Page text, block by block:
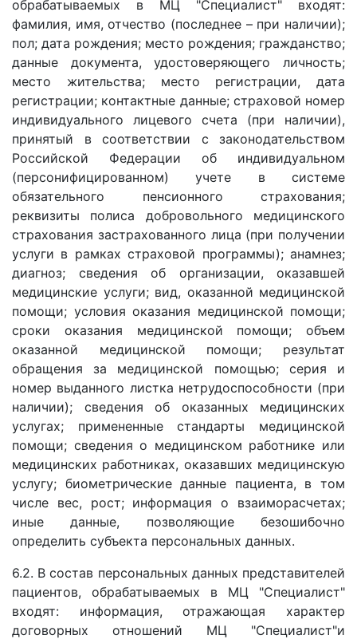
обрабатываемых в МЦ "Специалист" входят:
фамилия, имя, отчество (последнее – при наличии);
пол; дата рождения; место рождения; гражданство;
данные документа, удостоверяющего личность;
место жительства; место регистрации, дата
регистрации; контактные данные; страховой номер
индивидуального лицевого счета (при наличии),
принятый в соответствии с законодательством
Российской Федерации об индивидуальном
(персонифицированном) учете в системе
обязательного пенсионного страхования;
реквизиты полиса добровольного медицинского
страхования застрахованного лица (при получении
услуги в рамках страховой программы); анамнез;
диагноз; сведения об организации, оказавшей
медицинские услуги; вид, оказанной медицинской
помощи; условия оказания медицинской помощи;
сроки оказания медицинской помощи; объем
оказанной медицинской помощи; результат
обращения за медицинской помощью; серия и
номер выданного листка нетрудоспособности (при
наличии); сведения об оказанных медицинских
услугах; примененные стандарты медицинской
помощи; сведения о медицинском работнике или
медицинских работниках, оказавших медицинскую
услугу; биометрические данные пациента, в том
числе вес, рост; информация о взаиморасчетах;
иные данные, позволяющие безошибочно
определить субъекта персональных данных.
6.2. В состав персональных данных представителей
пациентов, обрабатываемых в МЦ "Специалист"
входят: информация, отражающая характер
договорных отношений МЦ "Специалист"и